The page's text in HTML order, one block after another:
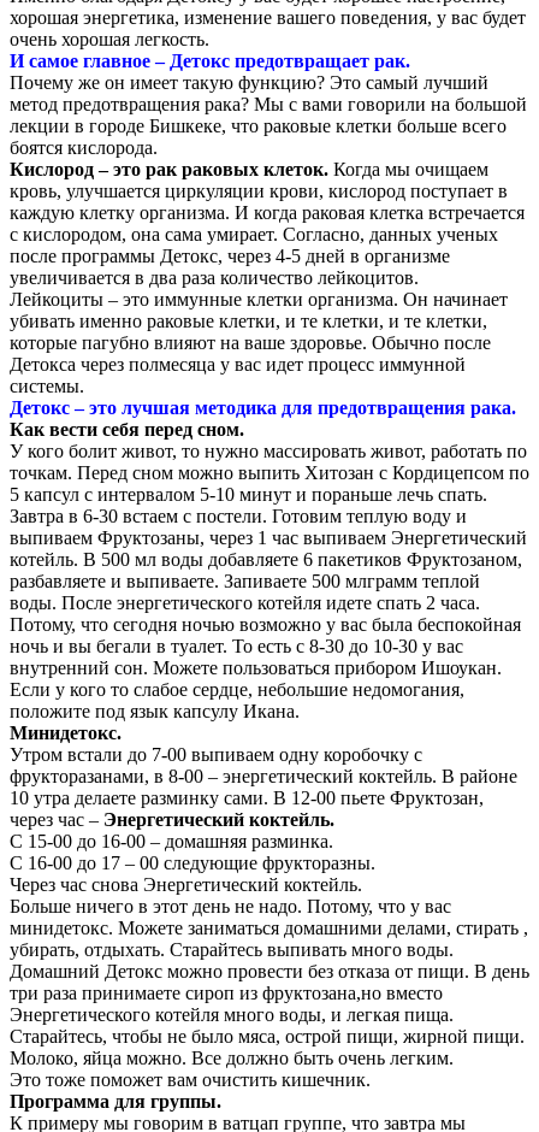
хорошая энергетика, изменение вашего поведения, у вас будет
очень хорошая легкость.
И самое главное – Детокс предотвращает рак.
Почему же он имеет такую функцию? Это самый лучший
метод предотвращения рака? Мы с вами говорили на большой
лекции в городе Бишкеке, что раковые клетки больше всего
боятся кислорода.
Кислород – это рак раковых клеток. Когда мы очищаем
кровь, улучшается циркуляции крови, кислород поступает в
каждую клетку организма. И когда раковая клетка встречается
с кислородом, она сама умирает. Согласно, данных ученых
после программы Детокс, через 4-5 дней в организме
увеличивается в два раза количество лейкоцитов.
Лейкоциты – это иммунные клетки организма. Он начинает
убивать именно раковые клетки, и те клетки, и те клетки,
которые пагубно влияют на ваше здоровье. Обычно после
Детокса через полмесяца у вас идет процесс иммунной
системы.
Детокс – это лучшая методика для предотвращения рака.
Как вести себя перед сном.
У кого болит живот, то нужно массировать живот, работать по
точкам. Перед сном можно выпить Хитозан с Кордицепсом по
5 капсул с интервалом 5-10 минут и пораньше лечь спать.
Завтра в 6-30 встаем с постели. Готовим теплую воду и
выпиваем Фруктозаны, через 1 час выпиваем Энергетический
котейль. В 500 мл воды добавляете 6 пакетиков Фруктозаном,
разбавляете и выпиваете. Запиваете 500 млграмм теплой
воды. После энергетического котейля идете спать 2 часа.
Потому, что сегодня ночью возможно у вас была беспокойная
ночь и вы бегали в туалет. То есть с 8-30 до 10-30 у вас
внутренний сон. Можете пользоваться прибором Ишоукан.
Если у кого то слабое сердце, небольшие недомогания,
положите под язык капсулу Икана.
Минидетокс.
Утром встали до 7-00 выпиваем одну коробочку с
фрукторазанами, в 8-00 – энергетический коктейль. В районе
10 утра делаете разминку сами. В 12-00 пьете Фруктозан,
через час – Энергетический коктейль.
С 15-00 до 16-00 – домашняя разминка.
С 16-00 до 17 – 00 следующие фрукторазны.
Через час снова Энергетический коктейль.
Больше ничего в этот день не надо. Потому, что у вас
минидетокс. Можете заниматься домашними делами, стирать ,
убирать, отдыхать. Старайтесь выпивать много воды.
Домашний Детокс можно провести без отказа от пищи. В день
три раза принимаете сироп из фруктозана,но вместо
Энергетического котейля много воды, и легкая пища.
Старайтесь, чтобы не было мяса, острой пищи, жирной пищи.
Молоко, яйца можно. Все должно быть очень легким.
Это тоже поможет вам очистить кишечник.
Программа для группы.
К примеру мы говорим в ватцап группе, что завтра мы